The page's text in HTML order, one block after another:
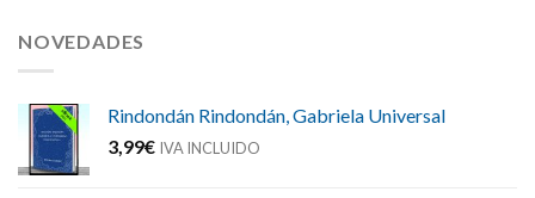
NOVEDADES
Rindondán Rindondán, Gabriela Universal
3,99€ IVA INCLUIDO